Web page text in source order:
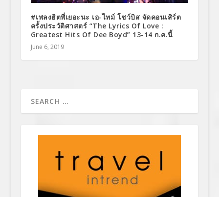
#เพลงฮิตพี่เยอะนะ เอ-ไทม์ โชว์บิส จัดคอนเสิร์ต
ครั้งประวัติศาสตร์ “The Lyrics Of Love :
Greatest Hits Of Dee Boyd” 13-14 ก.ค.นี้
June 6, 2019